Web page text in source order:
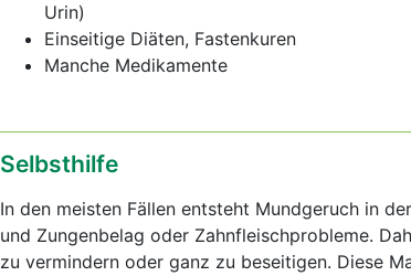
Urin)
Einseitige Diäten, Fastenkuren
Manche Medikamente
Selbsthilfe
In den meisten Fällen entsteht Mundgeruch in
und Zungenbelag oder Zahnfleischprobleme.
zu vermindern oder ganz zu beseitigen. Diese